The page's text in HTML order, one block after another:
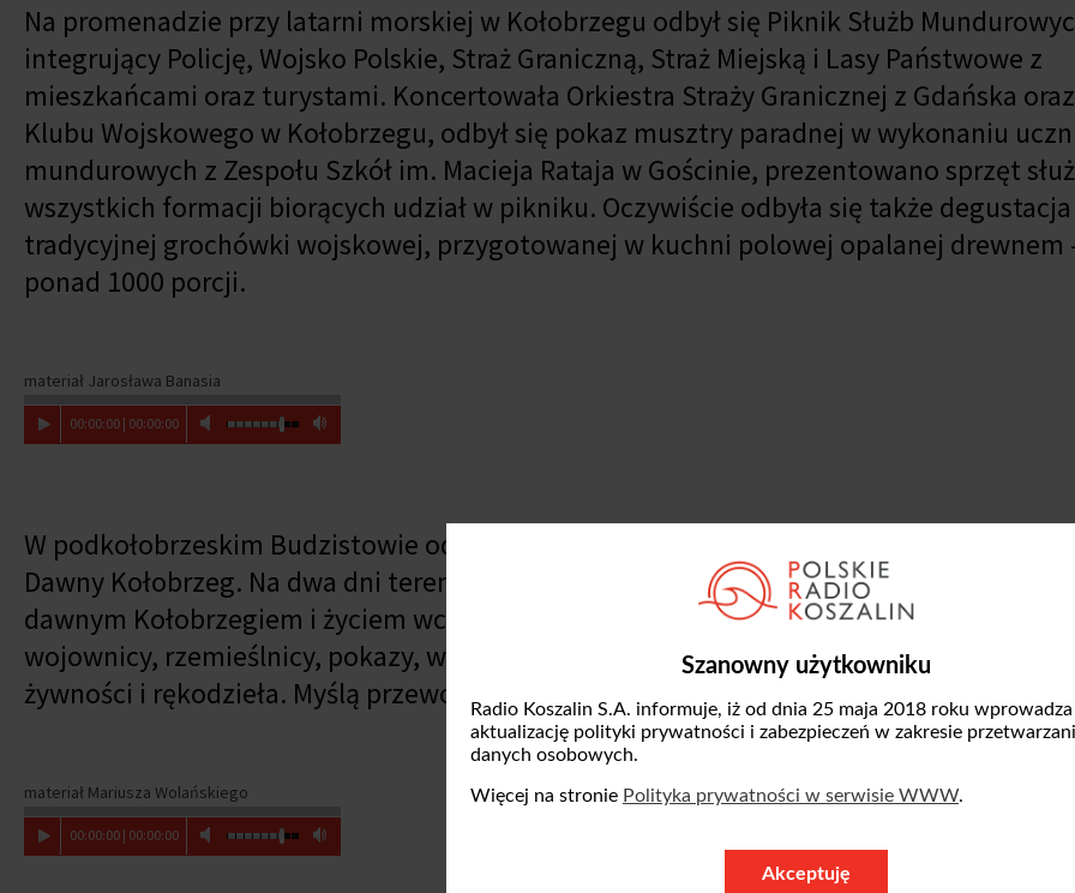
Szanowny użytkowniku
Radio Koszalin S.A. informuje, iż od dnia 25 maja 2018 roku wprowadza
aktualizację polityki prywatności i zabezpieczeń w zakresie
danych osobowych.
Więcej na stronie Polityka prywatności w serwisie WWW.
Akceptuję
Na promenadzie przy latarni morskiej w Kołobrzegu odbył się Piknik Służb
integrujący Policję, Wojsko Polskie, Straż Graniczną, Straż Miejską i Lasy Państwowe z
mieszkańcami oraz turystami. Koncertowała Orkiestra Straży Granicznej z Gdańska
Klubu Wojskowego w Kołobrzegu, odbył się pokaz musztry paradnej w wykonaniu
mundurowych z Zespołu Szkół im. Macieja Rataja w Gościnie, prezentowano sprzęt
wszystkich formacji biorących udział w pikniku. Oczywiście odbyła się także degustacja
tradycyjnej grochówki wojskowej, przygotowanej w kuchni polowej opalanej drewnem
ponad 1000 porcji.
materiał Jarosława Banasia
00:00:00| 00:00:00
W podkołobrzeskim Budzistowie odbył się 8. Festiwal Wczesnośredniowieczny -
Dawny Kołobrzeg. Na dwa dni teren przy ulicy Klonowej zamienił się w osadę
dawnym Kołobrzegiem i życiem wczesnośredniowiecznego podgrodzia. Na
wojownicy, rzemieślnicy, pokazy, warsztaty, prelekcje historyczne oraz jarmark
żywności i rękodzieła. Myślą przewodnią i mottem tegorocznego festiwalu jest
Świt
materiał Mariusza Wolańskiego
00:00:00| 00:00:00